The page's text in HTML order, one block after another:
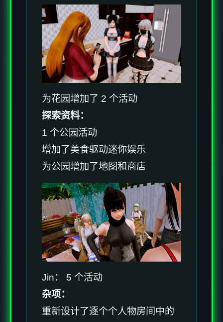
为花园增加了 2 个活动
探索资料：
1 个公园活动
增加了美食驱动迷你娱乐
为公园增加了地图和商店
Jin： 5 个活动
杂项：
重新设计了逐个个人物房间中的